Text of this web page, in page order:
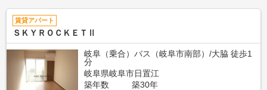
賃貸アパート
ＳＫＹＲＯＣＫＥＴⅡ
岐阜（乗合）バス（岐阜市南部）/大脇 徒歩1
分
岐阜県岐阜市日置江
築年数
築30年